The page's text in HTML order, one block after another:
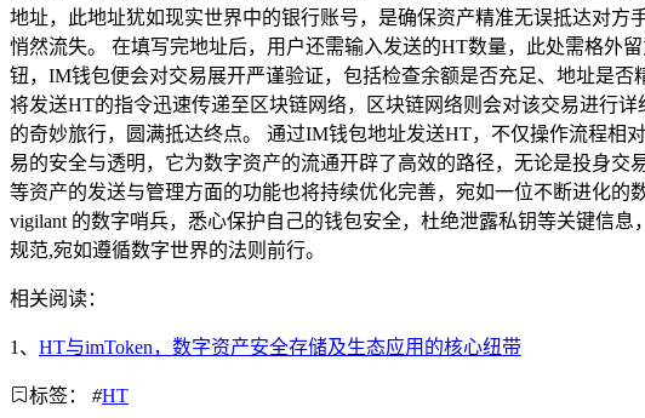
地址，此地址犹如现实世界中的银行账号，是确保资产精准无误抵达对
悄然流失。 在填写完地址后，用户还需输入发送的HT数量，此处需格外
钮，IM钱包便会对交易展开严谨验证，包括检查余额是否充足、地址是
将发送HT的指令迅速传递至区块链网络，区块链网络则会对该交易进行
的奇妙旅行，圆满抵达终点。 通过IM钱包地址发送HT，不仅操作流程相
易的安全与透明，它为数字资产的流通开辟了高效的路径，无论是投身
等资产的发送与管理方面的功能也将持续优化完善，宛如一位不断进化
vigilant 的数字哨兵，悉心保护自己的钱包安全，杜绝泄露私钥等关键信
规范,宛如遵循数字世界的法则前行。
相关阅读：
1、 HT与imToken，数字资产安全存储及生态应用的核心纽带
标签： #HT